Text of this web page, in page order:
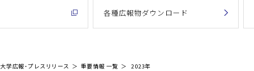
各種広報物ダウンロード
大学広報・プレスリリース 重要情報 一覧 2023年